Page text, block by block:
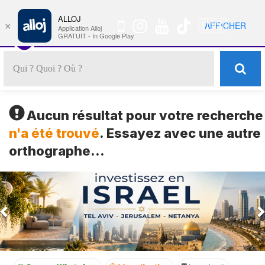
🇺🇸 Nav
Aucun résultat pour votre recherche
n'a été trouvé. Essayez avec une autre
orthographe...
Previous
×
ALLOJ
Application Alloj
GRATUIT - In Google Play
AFFICHER